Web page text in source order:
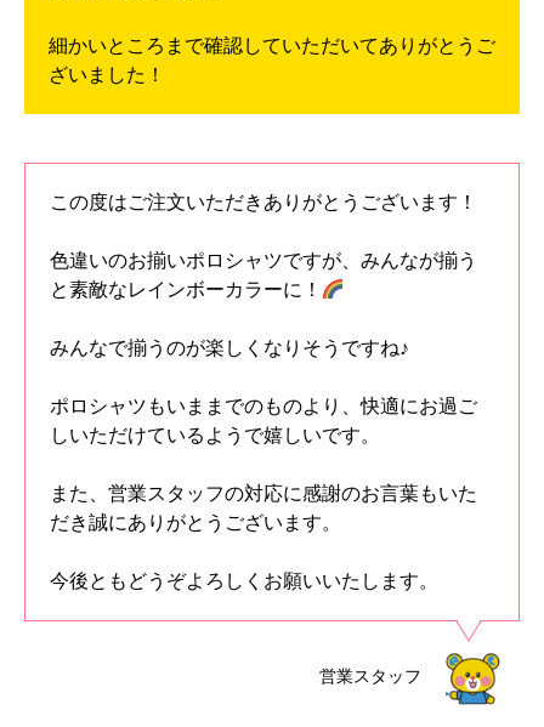
細かいところまで確認していただいてありがとうご
ざいました！
この度はご注文いただきありがとうございます！
色違いのお揃いポロシャツですが、みんなが揃う
と素敵なレインボーカラーに！
みんなで揃うのが楽しくなりそうですね♪
ポロシャツもいままでのものより、快適にお過ご
しいただけているようで嬉しいです。
また、営業スタッフの対応に感謝のお言葉もいた
だき誠にありがとうございます。
今後ともどうぞよろしくお願いいたします。
営業スタッフ